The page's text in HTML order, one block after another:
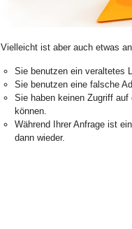
Vielleicht ist aber auch etwas
Sie benutzen ein veraltetes
Sie benutzen eine falsche
Sie haben keinen Zugriff
können.
Während Ihrer Anfrage ist
dann wieder.